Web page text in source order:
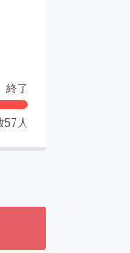
終了
57人